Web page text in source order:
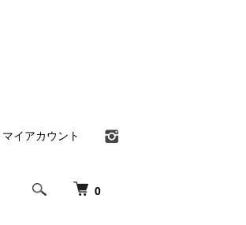
0
マイアカウント